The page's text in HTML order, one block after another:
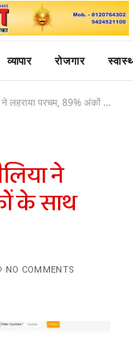
व्यापार रोजगार
89% अंकों के साथ प्रथम श्रेणी में उत्तीर्ण
ने
के साथ
NO COMMENTS